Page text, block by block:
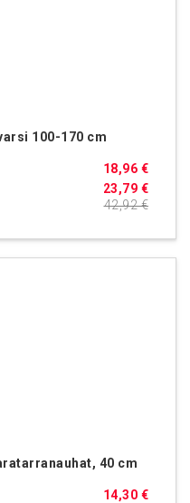
100-170 cm
23,79 €
18,96 €
42,92 €
40 cm
14,30 €